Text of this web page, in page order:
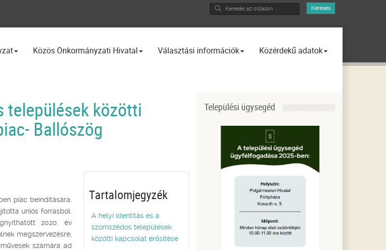
Search
Keresés
Közös Önkormányzati Hivatal Választási információk Közérdekű adatok
települések közötti
Ballószög
Tartalomjegyzék
A helyi identitás és a
szomszédos települések
közötti kapcsolat erősítése
piac beindítására.
uniós forrásból.
2020. év
megszervezésre,
számára ad
Települési ügysegéd